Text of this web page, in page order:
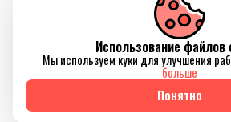
индустрии и
подтверждают
интерес мировых
артистов к
Использование файлов
Мы используем куки для улучшения
больше
Понятно